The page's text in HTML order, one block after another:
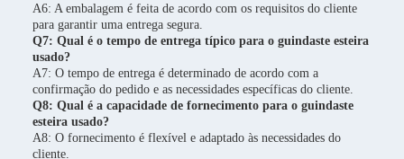
A6: A embalagem é feita de acordo com os requisitos do cliente
para garantir uma entrega segura.
Q7: Qual é o tempo de entrega típico para o guindaste esteira
usado?
A7: O tempo de entrega é determinado de acordo com a
confirmação do pedido e as necessidades específicas do cliente.
Q8: Qual é a capacidade de fornecimento para o guindaste
esteira usado?
A8: O fornecimento é flexível e adaptado às necessidades do
cliente.